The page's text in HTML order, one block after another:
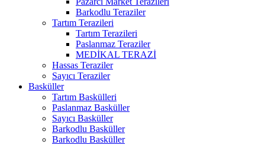
Barkodlu Teraziler
Tartım Terazileri
Tartım Terazileri
Paslanmaz Teraziler
MEDİKAL TERAZİ
Hassas Teraziler
Sayıcı Teraziler
Basküller
Tartım Baskülleri
Paslanmaz Basküller
Sayıcı Basküller
Barkodlu Basküller
Barkodlu Basküller